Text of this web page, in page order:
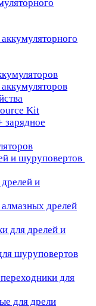
Kit
зарядное
и шуруповертов
и
дрелей
для дрелей и
шуруповертов
для
для дрели